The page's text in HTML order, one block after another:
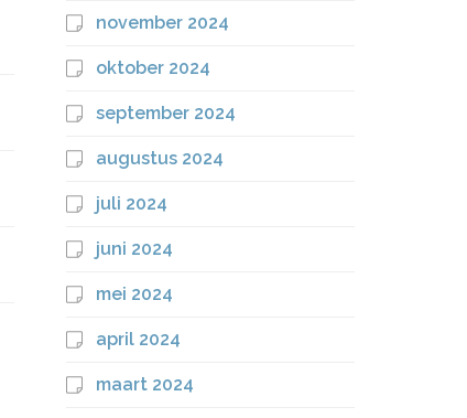
november 2024
oktober 2024
september 2024
augustus 2024
juli 2024
juni 2024
mei 2024
april 2024
maart 2024